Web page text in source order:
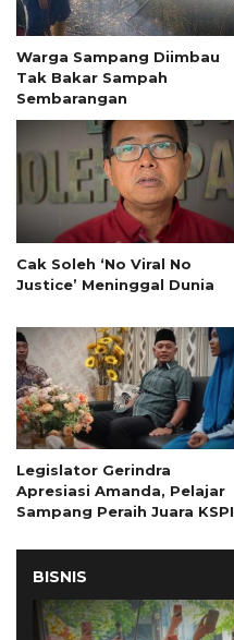
Warga Sampang Diimbau
Tak Bakar Sampah
Sembarangan
Cak Soleh ‘No Viral No
Justice’ Meninggal Dunia
Legislator Gerindra
Apresiasi Amanda, Pelajar
Sampang Peraih Juara KSPI
BISNIS